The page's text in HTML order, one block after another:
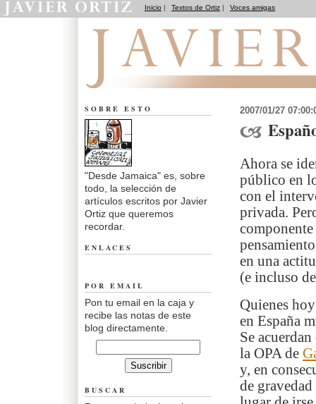
Inicio | Textos de Ortiz | Voces amigas
2007/01/27
Ahora se
público en
con el
privada.
en una
(e incluso
Quienes
en España
Se
la OPA de
y, en
de gravedad
SOBRE ESTO
"Desde Jamaica" es, sobre
todo, la selección de
artículos escritos por Javier
Ortiz que queremos
recordar.
ENLACES
POR EMAIL
Pon tu email en la caja y
recibe las notas de este
blog directamente.
BUSCAR